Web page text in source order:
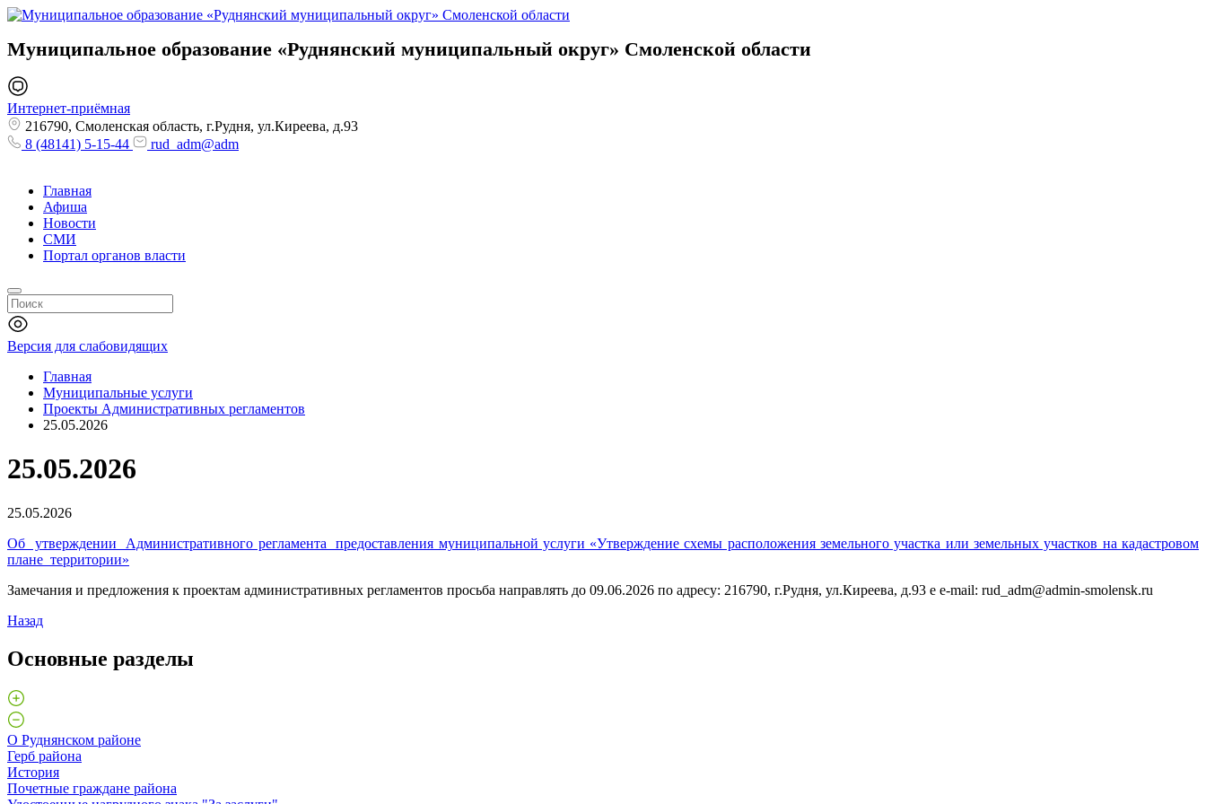
Муниципальное образование «Руднянский муниципальный округ» Смоленской области
Интернет-приёмная
216790, Смоленская область, г.Рудня, ул.Киреева, д.93
8 (48141) 5-15-44
rud_adm@adm
Главная
Афиша
Новости
СМИ
Портал органов власти
Версия для слабовидящих
Главная
Муниципальные услуги
Проекты Административных регламентов
25.05.2026
25.05.2026
25.05.2026
Об утверждении Административного регламента предоставления муниципальной услуги «Утверждение схемы расположения земельного участка или земельных участков на кадастровом
плане территории»
Замечания и предложения к проектам административных регламентов просьба направлять до 09.06.2026 по адресу: 216790, г.Рудня, ул.Киреева, д.93 e e-mail: rud_adm@admin-smolensk.ru
Назад
Основные разделы
О Руднянском районе
Герб района
История
Почетные граждане района